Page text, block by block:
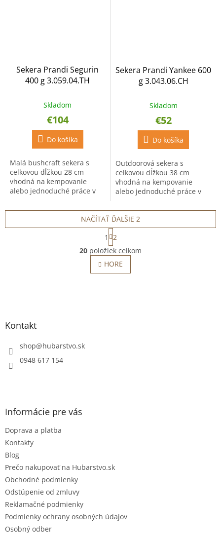
Sekera Prandi Segurin
400 g 3.059.04.TH
Skladom
€104
Do košíka
Malá bushcraft sekera s
celkovou dĺžkou 28 cm
vhodná na kempovanie
alebo jednoduché práce v
z uhlíkovej ocele.
Sekera Prandi Yankee 600
g 3.043.06.CH
Skladom
€52
Do košíka
Outdoorová sekera s
celkovou dĺžkou 38 cm
vhodná na kempovanie
alebo jednoduché práce v
z uhlíkovej ocele.
O
v
l
á
NAČÍTAŤ ĎALŠIE 2
S
t
r
á
n
k
v
1
2
20 položiek celkom
HORE
Z
Kontakt
shop@hubarstvo.sk
0948 617 154
Informácie pre vás
Doprava a platba
Kontakty
Blog
Prečo nakupovať na Hubarstvo.sk
Obchodné podmienky
Odstúpenie od zmluvy
Reklamačné podmienky
Podmienky ochrany osobných údajov
Osobný odber